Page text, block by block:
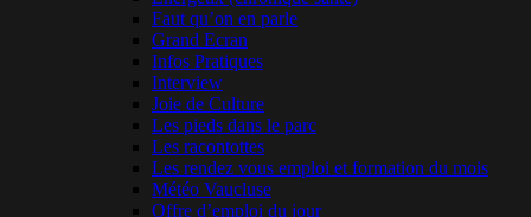
Faut qu’on en parle
Grand Ecran
Infos Pratiques
Interview
Joie de Culture
Les pieds dans le parc
Les racontottes
Les rendez vous emploi et formation du mois
Météo Vaucluse
Offre d’emploi du jour